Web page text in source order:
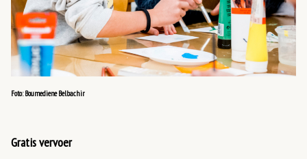
Foto: Boumediene Belbachir
Gratis vervoer